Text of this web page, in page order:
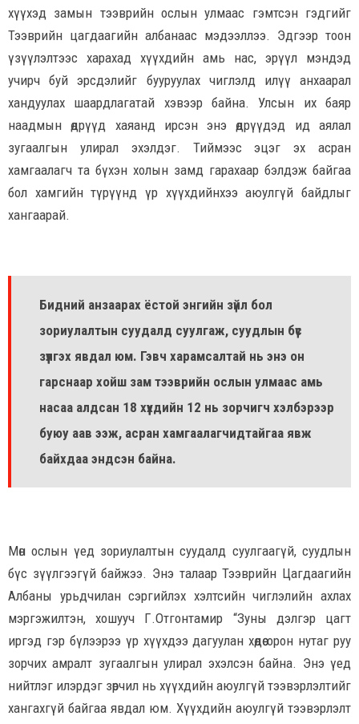
хүүхэд замын тээврийн ослын улмаас гэмтсэн гэдгийг
Тээврийн цагдаагийн албанаас мэдээллээ. Эдгээр тоон
үзүүлэлтээс харахад хүүхдийн амь нас, эрүүл мэндэд
учирч буй эрсдэлийг бууруулах чиглэлд илүү анхаарал
хандуулах шаардлагатай хэвээр байна. Улсын их баяр
наадмын өдрүүд хаяанд ирсэн энэ өдрүүдэд ид аялал
зугаалгын улирал эхэлдэг. Тиймээс эцэг эх асран
хамгаалагч та бүхэн холын замд гарахаар бэлдэж байгаа
бол хамгийн түрүүнд үр хүүхдийнхээ аюулгүй байдлыг
хангаарай.
Бидний анзаарах ёстой энгийн зүйл бол
зориулалтын суудалд суулгаж, суудлын бүс
зүүлгэх явдал юм. Гэвч харамсалтай нь энэ он
гарснаар хойш зам тээврийн ослын улмаас амь
насаа алдсан 18 хүүхдийн 12 нь зорчигч хэлбэрээр
буюу аав ээж, асран хамгаалагчидтайгаа явж
байхдаа эндсэн байна.
Мөн ослын үед зориулалтын суудалд суулгаагүй, суудлын
бүс зүүлгээгүй байжээ. Энэ талаар Тээврийн Цагдаагийн
Албаны урьдчилан сэргийлэх хэлтсийн чиглэлийн ахлах
мэргэжилтэн, хошууч Г.Отгонтамир “Зуны дэлгэр цагт
иргэд гэр бүлээрээ үр хүүхдээ дагуулан хөдөө орон нутаг руу
зорчих амралт зугаалгын улирал эхэлсэн байна. Энэ үед
нийтлэг илэрдэг зөрчил нь хүүхдийн аюулгүй тээвэрлэлтийг
хангахгүй байгаа явдал юм. Хүүхдийн аюулгүй тээвэрлэлт